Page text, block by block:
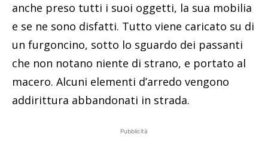
anche preso tutti i suoi oggetti, la sua mobilia
e se ne sono disfatti. Tutto viene caricato su di
un furgoncino, sotto lo sguardo dei passanti
che non notano niente di strano, e portato al
macero. Alcuni elementi d’arredo vengono
addirittura abbandonati in strada.
Pubblicità